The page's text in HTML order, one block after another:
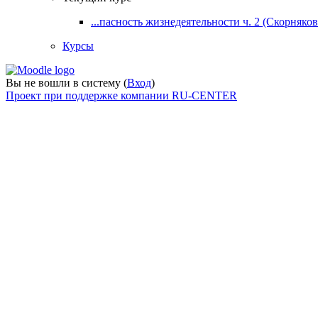
...пасность жизнедеятельности ч. 2
Курсы
Вы не вошли в систему (Вход)
Проект при поддержке компании RU-CENTER